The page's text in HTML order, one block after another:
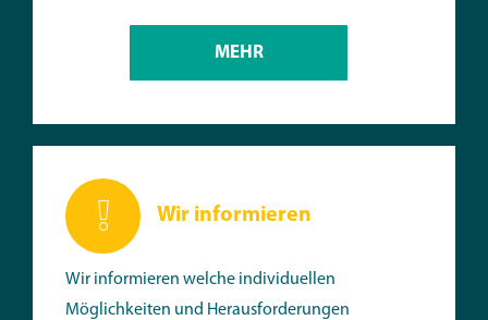
MEHR
Wir informieren
Wir informieren welche individuellen
Möglichkeiten und Herausforderungen